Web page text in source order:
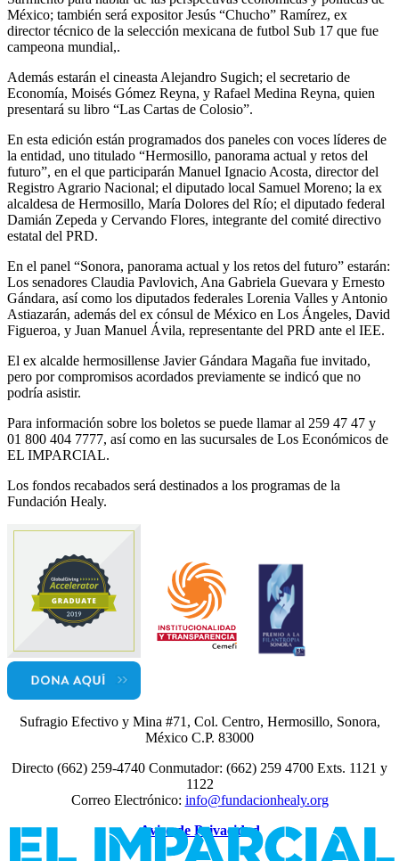
México; también será expositor Jesús “Chucho” Ramírez, ex
director técnico de la selección mexicana de futbol Sub 17 que fue
campeona mundial,.
Además estarán el cineasta Alejandro Sugich; el secretario de
Economía, Moisés Gómez Reyna, y Rafael Medina Reyna, quien
presentará su libro “Las Cartas de Colosio”.
En esta edición están programados dos paneles con voces líderes de
la entidad, uno titulado “Hermosillo, panorama actual y retos del
futuro”, en el que participarán Manuel Ignacio Acosta, director del
Registro Agrario Nacional; el diputado local Samuel Moreno; la ex
alcaldesa de Hermosillo, María Dolores del Río; el diputado federal
Damián Zepeda y Cervando Flores, integrante del comité directivo
estatal del PRD.
En el panel “Sonora, panorama actual y los retos del futuro” estarán:
Los senadores Claudia Pavlovich, Ana Gabriela Guevara y Ernesto
Gándara, así como los diputados federales Lorenia Valles y Antonio
Astiazarán, además del ex cónsul de México en Los Ángeles, David
Figueroa, y Juan Manuel Ávila, representante del PRD ante el IEE.
El ex alcalde hermosillense Javier Gándara Magaña fue invitado,
pero por compromisos acordados previamente se indicó que no
podría asistir.
Para información sobre los boletos se puede llamar al 259 47 47 y
01 800 404 7777, así como en las sucursales de Los Económicos de
EL IMPARCIAL.
Los fondos recabados será destinados a los programas de la
Fundación Healy.
Sufragio Efectivo y Mina #71, Col. Centro, Hermosillo, Sonora,
México C.P. 83000
Directo (662) 259-4740 Conmutador: (662) 259 4700 Exts. 1121 y
1122
Correo Electrónico: info@fundacionhealy.org
Aviso de Privacidad